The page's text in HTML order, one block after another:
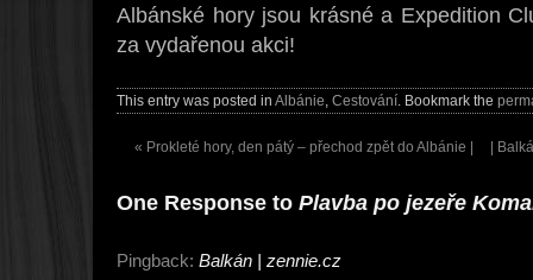
Albánské hory jsou krásné a Expedition
za vydařenou akci!
This entry was posted in Albánie, Cestování. Bookmark the
« Prokleté hory, den pátý – přechod zpět do Albánie | |
One Response to Plavba po jezeře
Pingback: Balkán | zennie.cz